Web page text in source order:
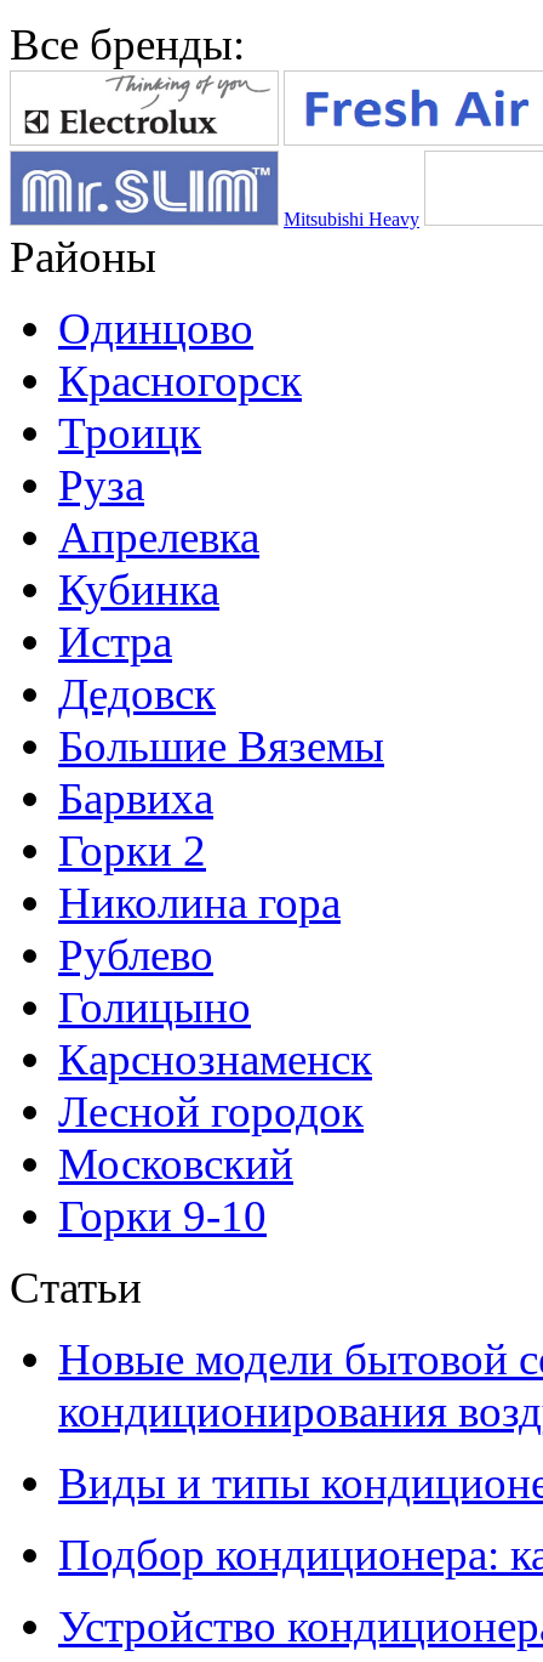
Все бренды:
Mitsubishi Heavy
Районы
Одинцово
Красногорск
Троицк
Руза
Апрелевка
Кубинка
Истра
Дедовск
Большие Вяземы
Барвиха
Горки 2
Николина гора
Рублево
Голицыно
Карснознаменск
Лесной городок
Московский
Горки 9-10
Статьи
Новые модели бытовой
кондиционирования
Виды и типы
Подбор кондиционера:
Устройство